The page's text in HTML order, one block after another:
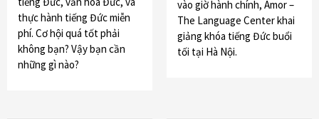
thực hành tiếng Đức miễn
phí. Cơ hội quá tốt phải
không bạn? Vậy bạn cần
những gì nào?
vào giờ hành chính, Amor –
The Language Center khai
giảng khóa tiếng Đức buổi
tối tại Hà Nội.